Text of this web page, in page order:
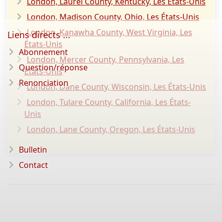
London, Madison County, Ohio, Les États-Unis
London, Kanawha County, West Virginia, Les
États-Unis
London, Mercer County, Pennsylvania, Les
États-Unis
London, Dane County, Wisconsin, Les États-Unis
London, Tulare County, California, Les États-
Unis
London, Lane County, Oregon, Les États-Unis
Liens directs ...
Abonnement
Question/réponse
Renonciation
Bulletin
Contact